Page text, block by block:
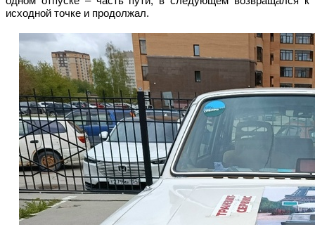
исходной точке и продолжал.